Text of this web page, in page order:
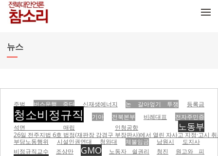
뉴스
주범 버스운행 중단 신재생에너지 논 갈아엎기 투쟁 등록금
청소비정규직 기아 전북본부 비례대표
전자주민증
석면 매립
인청공항 노동부
26일 전주지법 6호 법정(재판장 강경구 부장판사)에서 열린 자사고 지정·고시
부당노동행위
시설인권연대 청와대 체불임금 남원시
도지사
비정규직교수
조상만 GMO 노동자 쉴권리 청진 원고와 피